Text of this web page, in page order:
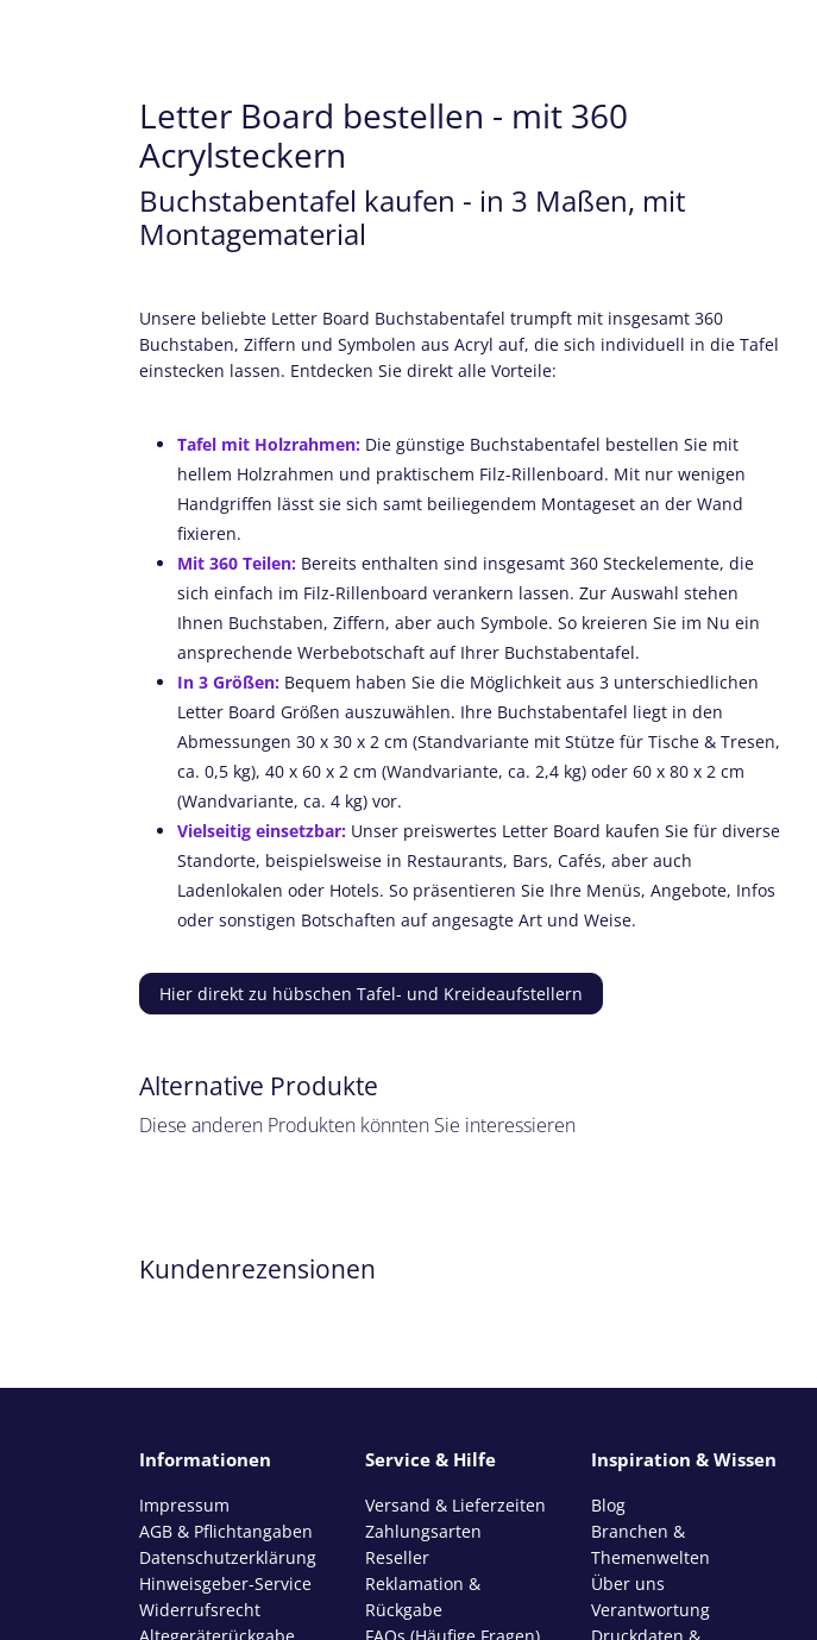
Letter Board bestellen - mit 360
Acrylsteckern
Buchstabentafel kaufen - in 3 Maßen, mit
Montagematerial
Unsere beliebte Letter Board Buchstabentafel trumpft mit insgesamt 360
Buchstaben, Ziffern und Symbolen aus Acryl auf, die sich individuell in die Tafel
einstecken lassen. Entdecken Sie direkt alle Vorteile:
Tafel mit Holzrahmen: Die günstige Buchstabentafel bestellen Sie mit
hellem Holzrahmen und praktischem Filz-Rillenboard. Mit nur wenigen
Handgriffen lässt sie sich samt beiliegendem Montageset an der Wand
fixieren.
Mit 360 Teilen: Bereits enthalten sind insgesamt 360 Steckelemente, die
sich einfach im Filz-Rillenboard verankern lassen. Zur Auswahl stehen
Ihnen Buchstaben, Ziffern, aber auch Symbole. So kreieren Sie im Nu ein
ansprechende Werbebotschaft auf Ihrer Buchstabentafel.
In 3 Größen: Bequem haben Sie die Möglichkeit aus 3 unterschiedlichen
Letter Board Größen auszuwählen. Ihre Buchstabentafel liegt in den
Abmessungen 30 x 30 x 2 cm (Standvariante mit Stütze für Tische & Tresen,
ca. 0,5 kg), 40 x 60 x 2 cm (Wandvariante, ca. 2,4 kg) oder 60 x 80 x 2 cm
(Wandvariante, ca. 4 kg) vor.
Vielseitig einsetzbar: Unser preiswertes Letter Board kaufen Sie für diverse
Standorte, beispielsweise in Restaurants, Bars, Cafés, aber auch
Ladenlokalen oder Hotels. So präsentieren Sie Ihre Menüs, Angebote, Infos
oder sonstigen Botschaften auf angesagte Art und Weise.
Hier direkt zu hübschen Tafel- und Kreideaufstellern
Alternative Produkte
Diese anderen Produkten könnten Sie interessieren
Kundenrezensionen
Informationen
Impressum
AGB & Pflichtangaben
Datenschutzerklärung
Hinweisgeber-Service
Widerrufsrecht
Altegeräterückgabe
Service & Hilfe
Versand & Lieferzeiten
Zahlungsarten
Reseller
Reklamation &
Rückgabe
FAQs (Häufige Fragen)
Inspiration & Wissen
Blog
Branchen &
Themenwelten
Über uns
Verantwortung
Druckdaten &